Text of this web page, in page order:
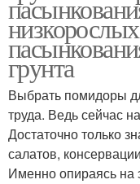
грунта
Выбрать помидоры
труда. Ведь сейчас
Достаточно только
салатов,
Именно опираясь на